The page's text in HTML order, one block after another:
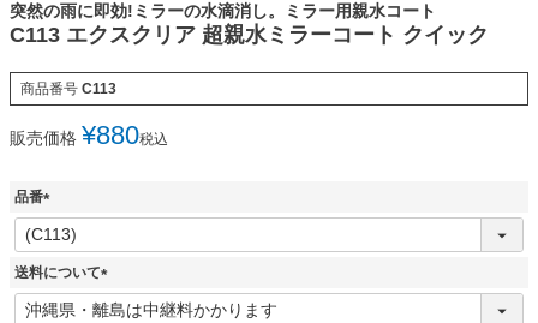
突然の雨に即効!ミラーの水滴消し。ミラー用親水コート
C113 エクスクリア 超親水ミラーコート クイック
商品番号 C113
販売価格 ¥880税込
品番
(
必
須
送料について
(